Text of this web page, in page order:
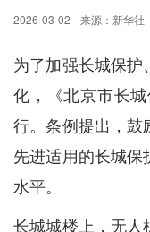
2026-03-02 来源：新华社
为了加强长城保
化，《北京市长
行。条例提出，
先进适用的长城
水平。
长城城楼上，无